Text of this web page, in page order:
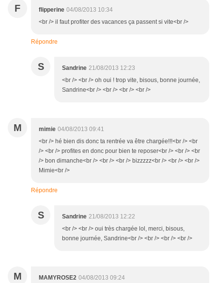
F flipperine 04/08/2013 10:34
<br /> il faut profiter des vacances ça passent si vite<br />
Répondre
S Sandrine 21/08/2013 12:23
<br /> <br /> oh oui ! trop vite, bisous, bonne journée,
Sandrine<br /> <br /> <br /> <br />
M mimie 04/08/2013 09:41
<br /> hé bien dis donc ta rentrée va être chargée!!!<br /> <br
/> <br /> profites en donc pour bien te reposer<br /> <br /> <br
/> bon dimanche<br /> <br /> <br /> bizzzzz<br /> <br /> <br />
Mimie<br />
Répondre
S Sandrine 21/08/2013 12:22
<br /> <br /> oui très chargée lol, merci, bisous,
bonne journée, Sandrine<br /> <br /> <br /> <br />
M MAMYROSE2 04/08/2013 09:24